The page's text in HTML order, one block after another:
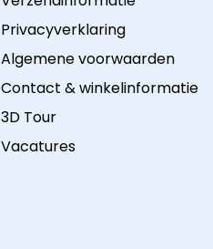
Privacyverklaring
Algemene voorwaarden
Contact & winkelinformatie
3D Tour
Vacatures